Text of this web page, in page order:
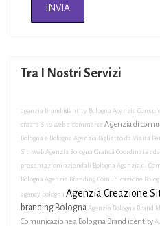
Tra I Nostri Servizi
agenzia brand identity Bologna Agenzia
creare Sito web e-commerce Agenzia di
Bologna e Bologna Agenzia Biglietto da Visita
Siti web Agenzia Bologna Grafica Coordinata
presentazioni aziendali Bologna Agenzia di
Bologna Agenzia Branding Comunicazione
agency bologna Agenzia Creazione
branding Bologna Agenzia Bologna Brand
Comunicazione a Bologna Brand identity